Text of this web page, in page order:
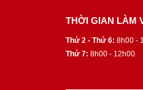
THỜI GIAN LÀM
Thứ 2 - Thứ 6: 8h00 -
Thứ 7: 8h00 - 12h00.